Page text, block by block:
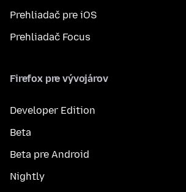
Prehliadač pre iOS
Prehliadač Focus
Firefox pre vývojárov
Developer Edition
Beta
Beta pre Android
Nightly